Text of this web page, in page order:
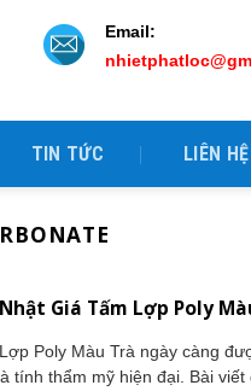
Email:
TIN TỨC LIÊN HỆ
Giá Tấm Lợp Poly
Poly Màu Trà ngày càng
tính thẩm mỹ hiện đại. Bài